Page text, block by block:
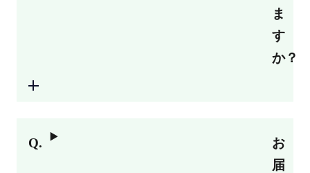
ま
す
か？
お
届